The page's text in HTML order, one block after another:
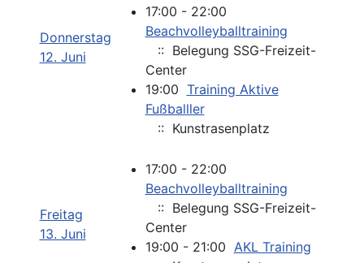
Donnerstag
12. Juni
17:00 - 22:00
Beachvolleyballtraining
:: Belegung SSG-Freizeit-
Center
19:00 Training Aktive
Fußballler
:: Kunstrasenplatz
Freitag
13. Juni
17:00 - 22:00
Beachvolleyballtraining
:: Belegung SSG-Freizeit-
Center
19:00 - 21:00 AKL Training